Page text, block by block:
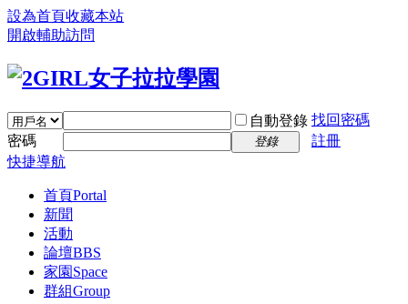
設為首頁收藏本站
開啟輔助訪問
自動登錄 找回密碼
密碼
登錄
註冊
快捷導航
首頁Portal
新聞
活動
論壇BBS
家園 Space
群組Group